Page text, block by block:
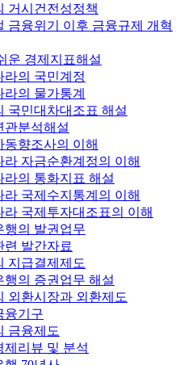
거시건전성정책
금융위기 이후 금융규제 개혁
운 경제지표해설
라의 국민계정
라의 물가통계
국민대차대조표 해설
관분석해설
동향조사의 이해
라 자금순환계정의 이해
라의 통화지표 해설
라 국제수지통계의 이해
라 국제투자대조표의 이해
행의 발권업무
련 발간자료
지급결제제도
행의 증권업무 해설
외환시장과 외환제도
융기구
금융제도
제리뷰 및 분석